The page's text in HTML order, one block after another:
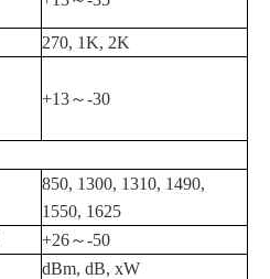
270, 1K, 2K
+13～-30
850, 1300, 1310, 1490,
1550, 1625
+26～-50
dBm, dB, xW